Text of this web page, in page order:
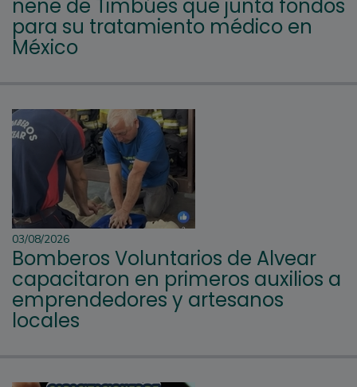
nene de Timbúes que junta fondos
para su tratamiento médico en
México
03/08/2026
Bomberos Voluntarios de Alvear
capacitaron en primeros auxilios a
emprendedores y artesanos
locales